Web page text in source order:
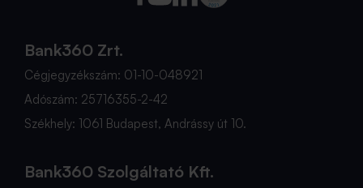
Bank360 Zrt.
Cégjegyzékszám: 01-10-048921
Adószám: 25716355-2-42
Székhely: 1061 Budapest, Andrássy út 10.
Bank360 Szolgáltató Kft.